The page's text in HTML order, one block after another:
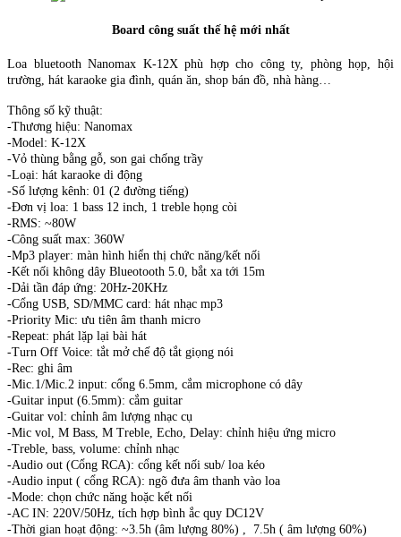
Board công suất thế hệ mới nhất
Loa bluetooth Nanomax K-12X phù hợp cho công ty, phòng họp, hội
trường, hát karaoke gia đình, quán ăn, shop bán đồ, nhà hàng…
Thông số kỹ thuật:
-Thương hiệu: Nanomax
-Model: K-12X
-Vỏ thùng bằng gỗ, son gai chống trầy
-Loại: hát karaoke di động
-Số lượng kênh: 01 (2 đường tiếng)
-Đơn vị loa: 1 bass 12 inch, 1 treble họng còi
-RMS: ~80W
-Công suất max: 360W
-Mp3 player: màn hình hiển thị chức năng/kết nối
-Kết nối không dây Blueotooth 5.0, bắt xa tới 15m
-Dải tần đáp ứng: 20Hz-20KHz
-Cổng USB, SD/MMC card: hát nhạc mp3
-Priority Mic: ưu tiên âm thanh micro
-Repeat: phát lặp lại bài hát
-Turn Off Voice: tắt mở chế độ tắt giọng nói
-Rec: ghi âm
-Mic.1/Mic.2 input: cổng 6.5mm, cắm microphone có dây
-Guitar input (6.5mm): cắm guitar
-Guitar vol: chỉnh âm lượng nhạc cụ
-Mic vol, M Bass, M Treble, Echo, Delay: chỉnh hiệu ứng micro
-Treble, bass, volume: chỉnh nhạc
-Audio out (Cổng RCA): cổng kết nối sub/ loa kéo
-Audio input ( cổng RCA): ngõ đưa âm thanh vào loa
-Mode: chọn chức năng hoặc kết nối
-AC IN: 220V/50Hz, tích hợp bình ắc quy DC12V
-Thời gian hoạt động: ~3.5h (âm lượng 80%) , 7.5h ( âm lượng 60%)